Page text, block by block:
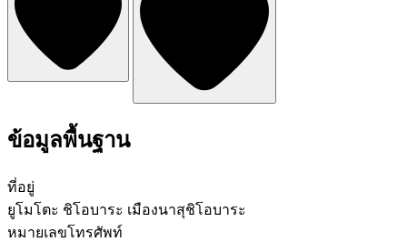
ข้อมูลพื้นฐาน
ที่อยู่
ยูโมโตะ ชิโอบาระ เมืองนาสุชิโอบาระ
หมายเลขโทรศัพท์